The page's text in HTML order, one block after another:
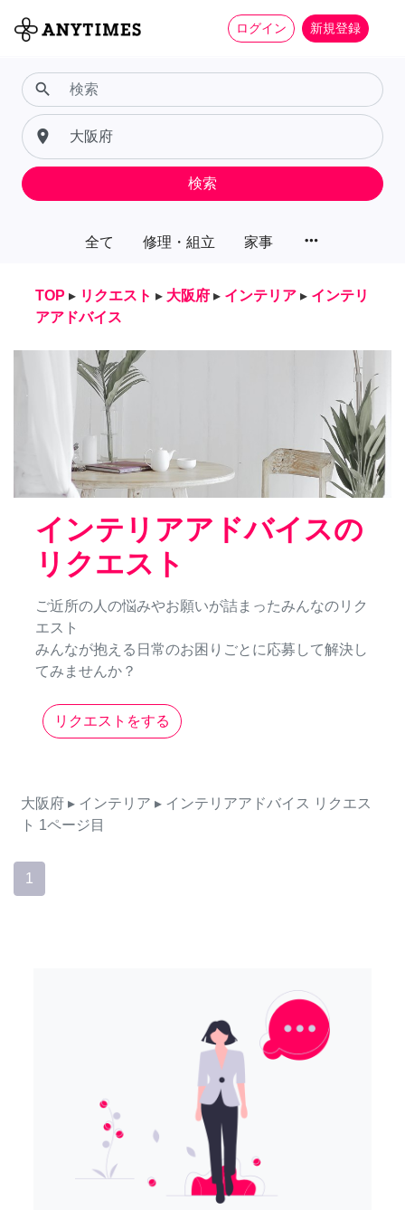
ログイン 新規登録
全て 修理・組立 家事 more_horiz
search
place
検索
TOP ▸ リクエスト ▸ 大阪府 ▸ インテリア ▸ インテリ
アアドバイス
インテリアアドバイスの
リクエスト
ご近所の人の悩みやお願いが詰まったみんなのリク
エスト
みんなが抱える日常のお困りごとに応募して解決し
てみませんか？
リクエストをする
大阪府 ▸ インテリア ▸ インテリアアドバイス リクエス
ト 1ページ目
1